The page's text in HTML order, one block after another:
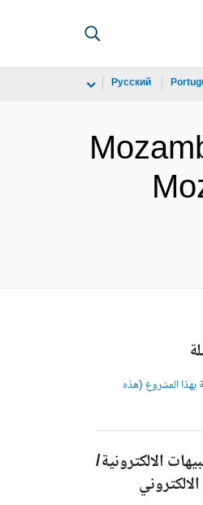
Русский
بهذا المشروع (هذه
الالكترونية/